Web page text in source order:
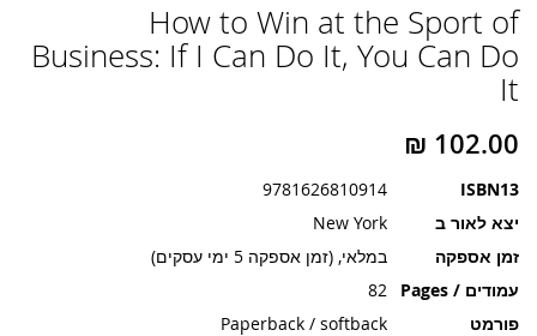
How to Win at the Sport of
Business: If I Can Do It, You Can Do
It
ISBN13
9781626810914
יצא לאור ב
New York
זמן אספקה
במלאי, (זמן אספקה 5 ימי עסקים)
עמודים / Pages
82
פורמט
Paperback / softback
להתחלה
של
גלריית
תמונות